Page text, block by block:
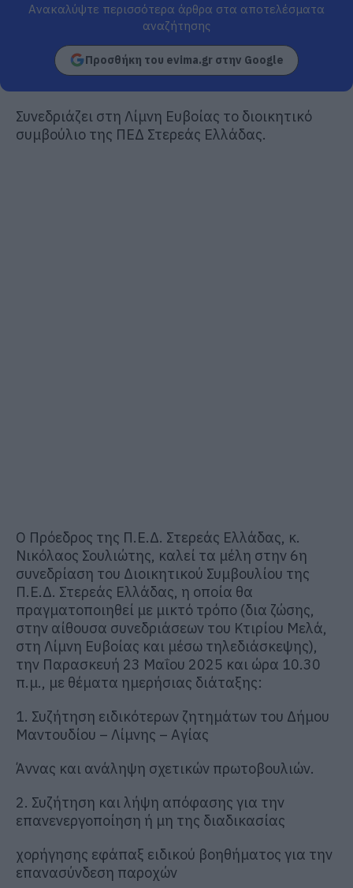
Ανακαλύψτε περισσότερα άρθρα στα αποτελέσματα
αναζήτησης
Προσθήκη του evima.gr στην Google
Συνεδριάζει στη Λίμνη Ευβοίας το διοικητικό
συμβούλιο της ΠΕΔ Στερεάς Ελλάδας.
Ο Πρόεδρος της Π.Ε.Δ. Στερεάς Ελλάδας, κ.
Νικόλαος Σουλιώτης, καλεί τα μέλη στην 6η
συνεδρίαση του Διοικητικού Συμβουλίου της
Π.Ε.Δ. Στερεάς Ελλάδας, η οποία θα
πραγματοποιηθεί με μικτό τρόπο (δια ζώσης,
στην αίθουσα συνεδριάσεων του Κτιρίου Μελά,
στη Λίμνη Ευβοίας και μέσω τηλεδιάσκεψης),
την Παρασκευή 23 Μαΐου 2025 και ώρα 10.30
π.μ., με θέματα ημερήσιας διάταξης:
1. Συζήτηση ειδικότερων ζητημάτων του Δήμου
Μαντουδίου – Λίμνης – Αγίας
Άννας και ανάληψη σχετικών πρωτοβουλιών.
2. Συζήτηση και λήψη απόφασης για την
επανενεργοποίηση ή μη της διαδικασίας
χορήγησης εφάπαξ ειδικού βοηθήματος για την
επανασύνδεση παροχών